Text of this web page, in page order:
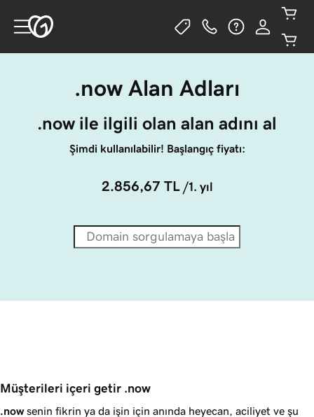
.now Alan Adları
.now ile ilgili olan alan adını al
Şimdi kullanılabilir! Başlangıç fiyatı:
2.856,67 TL /1. yıl
Müşterileri içeri getir .now
.nowsenin fikrin ya da işin için anında heyecan, aciliyet ve şu